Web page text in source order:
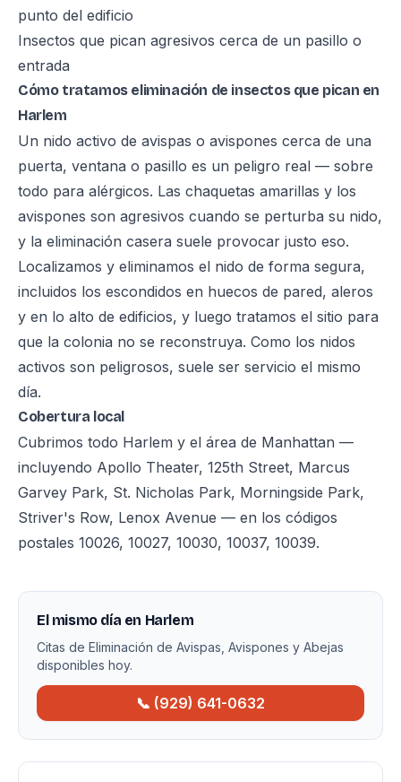
punto del edificio
Insectos que pican agresivos cerca de un pasillo o
entrada
Cómo tratamos eliminación de insectos que pican en
Harlem
Un nido activo de avispas o avispones cerca de una
puerta, ventana o pasillo es un peligro real — sobre
todo para alérgicos. Las chaquetas amarillas y los
avispones son agresivos cuando se perturba su nido,
y la eliminación casera suele provocar justo eso.
Localizamos y eliminamos el nido de forma segura,
incluidos los escondidos en huecos de pared, aleros
y en lo alto de edificios, y luego tratamos el sitio para
que la colonia no se reconstruya. Como los nidos
activos son peligrosos, suele ser servicio el mismo
día.
Cobertura local
Cubrimos todo Harlem y el área de Manhattan —
incluyendo Apollo Theater, 125th Street, Marcus
Garvey Park, St. Nicholas Park, Morningside Park,
Striver's Row, Lenox Avenue — en los códigos
postales 10026, 10027, 10030, 10037, 10039.
El mismo día en Harlem
Citas de Eliminación de Avispas, Avispones y Abejas
disponibles hoy.
📞 (929) 641-0632